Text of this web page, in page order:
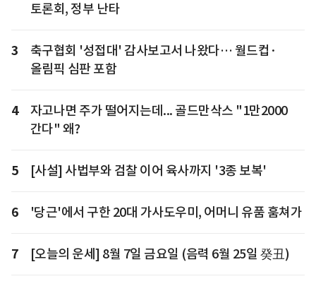
토론회, 정부 난타
3
축구협회 '성접대' 감사보고서 나왔다… 월드컵·
올림픽 심판 포함
4
자고나면 주가 떨어지는데... 골드만삭스 "1만2000
간다" 왜?
5 [사설] 사법부와 검찰 이어 육사까지 '3종 보복'
6 '당근'에서 구한 20대 가사도우미, 어머니 유품 훔쳐가
7 [오늘의 운세] 8월 7일 금요일 (음력 6월 25일 癸丑)